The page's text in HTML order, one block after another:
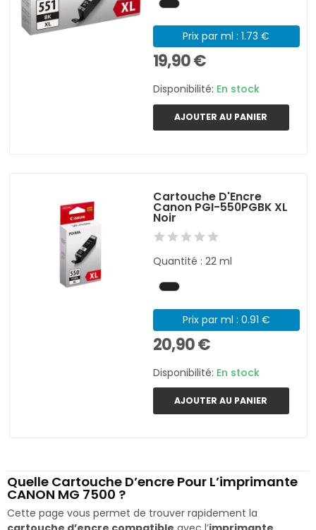
Prix par ml : 1.73 €
19,90 €
Disponibilité: En stock
AJOUTER AU PANIER
Cartouche D'Encre
Canon PGI-550PGBK XL
Noir
Quantité : 22 ml
Prix par ml : 0.91 €
20,90 €
Disponibilité: En stock
AJOUTER AU PANIER
Quelle Cartouche D’encre Pour L’imprimante
CANON MG 7500 ?
Cette page vous permet de trouver rapidement la